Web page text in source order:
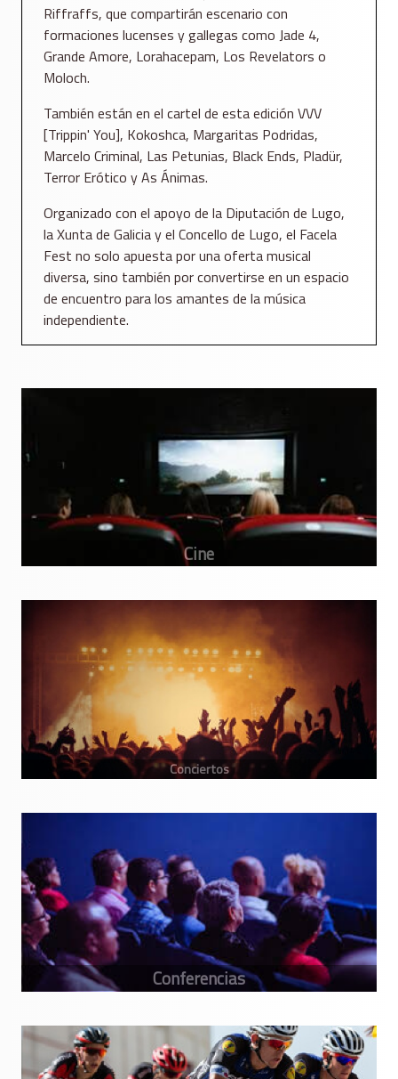
Riffraffs, que compartirán escenario con
formaciones lucenses y gallegas como Jade 4,
Grande Amore, Lorahacepam, Los Revelators o
Moloch.
También están en el cartel de esta edición VVV
[Trippin' You], Kokoshca, Margaritas Podridas,
Marcelo Criminal, Las Petunias, Black Ends, Pladür,
Terror Erótico y As Ánimas.
Organizado con el apoyo de la Diputación de Lugo,
la Xunta de Galicia y el Concello de Lugo, el Facela
Fest no solo apuesta por una oferta musical
diversa, sino también por convertirse en un espacio
de encuentro para los amantes de la música
independiente.